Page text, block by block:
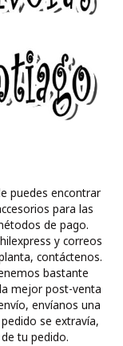
puedes encontrar
para las
de pago.
y correos
contáctenos.
bastante
mejor post-venta
envíanos una
se extravía,
tu pedido.